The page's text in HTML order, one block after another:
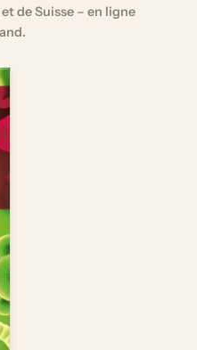
de Suisse – en ligne